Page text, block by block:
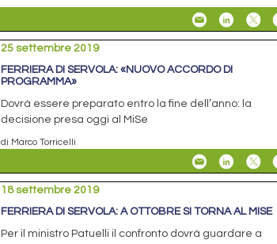
25 settembre 2019
FERRIERA DI SERVOLA: «NUOVO ACCORDO DI
PROGRAMMA»
Dovrà essere preparato entro la fine dell’anno: la
decisione presa oggi al MiSe
di Marco Torricelli
18 settembre 2019
FERRIERA DI SERVOLA: A OTTOBRE SI TORNA AL MISE
Per il ministro Patuelli il confronto dovrà guardare a